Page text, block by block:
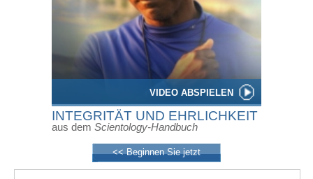
VIDEO ABSPIELEN
INTEGRITÄT UND EHRLICHKEIT
aus dem Scientology-Handbuch
<< Beginnen Sie jetzt